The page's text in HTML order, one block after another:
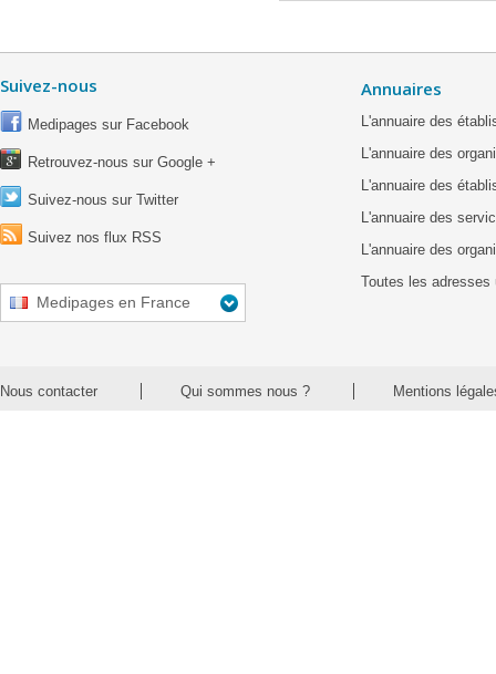
Suivez-nous
Medipages sur Facebook
Retrouvez-nous sur Google +
Suivez-nous sur Twitter
Suivez nos flux RSS
Medipages en France
Annuaires
L'annuaire des
L'annuaire des
L'annuaire des
L'annuaire des
L'annuaire des
Toutes les adresses
Nous contacter Qui sommes nous ? Mentions